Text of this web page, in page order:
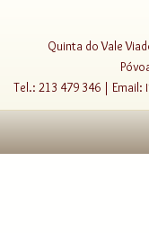
Quinta do Vale
Tel.: 213 479 346 | Email: